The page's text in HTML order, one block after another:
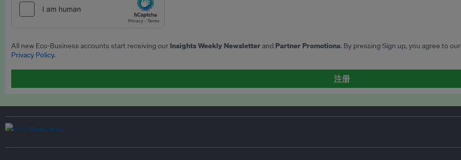
All new Eco-Business accounts start receiving our Insights Weekly Newsletterand Partner Promotions. By pressing Sign up, you agree to our
Privacy Policy.
注册